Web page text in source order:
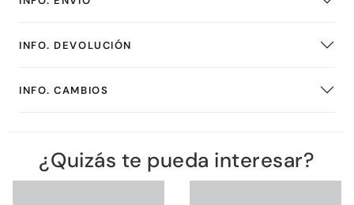
INFO. DEVOLUCIÓN
INFO. CAMBIOS
¿Quizás te pueda interesar?